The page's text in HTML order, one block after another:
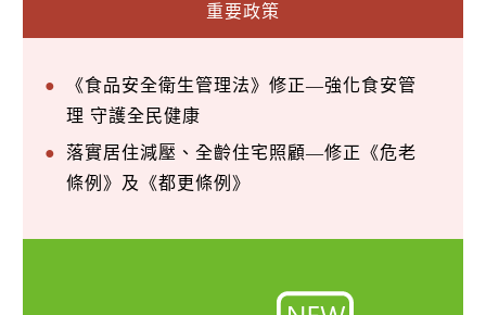
重要政策
《食品安全衛生管理法》修正—強化食安管
理 守護全民健康
落實居住減壓、全齡住宅照顧—修正《危老
條例》及《都更條例》